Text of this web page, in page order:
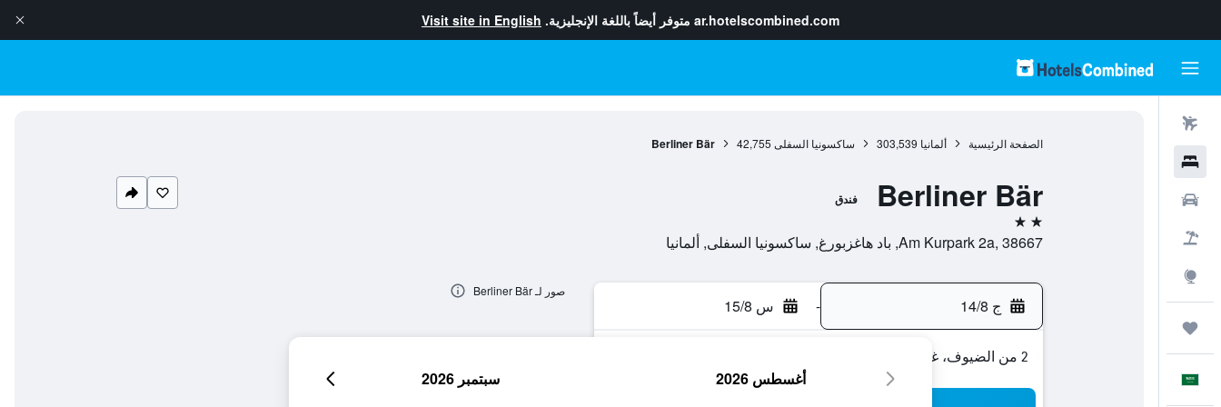
ar.hotelscombined.com متوفر أيضاً باللغة الإنجليزية. Visit site in English
الصفحة الرئيسية ألمانيا 303,539 ساكسونيا السفلى 42,755
Berliner Bär
Berliner Bär فندق
2 نجمتين
Am Kurpark 2a, 38667, باد هاغزبورغ, ساكسونيا السفلى, ألمانيا
ج 14/8 - س 15/8
2 من الضيوف، غرفة واحدة
صور لـ Berliner Bär
أغسطس 2026 سبتمبر 2026